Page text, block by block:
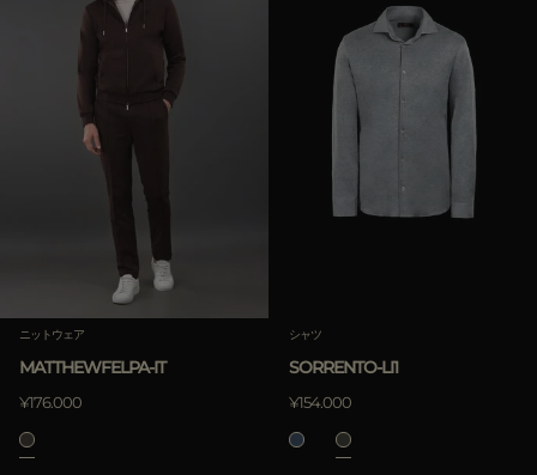
ニットウェア
MATTHEWFELPA-IT
¥176.000
シャツ
SORRENTO-LI1
¥154.000